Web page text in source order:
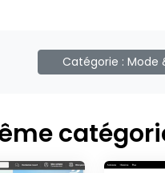
Catégorie : Mode